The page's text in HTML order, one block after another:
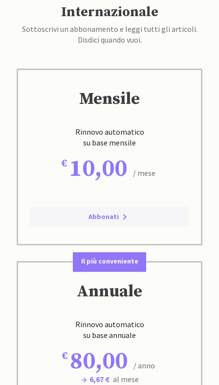
Internazionale
Sottoscrivi un abbonamento e leggi tutti gli articoli.
Disdici quando vuoi.
Mensile
Rinnovo automatico
su base mensile
10,00 / mese
Abbonati
Il più conveniente
Annuale
Rinnovo automatico
su base annuale
80,00
/ anno
6,67 € al mese